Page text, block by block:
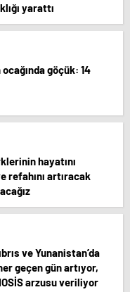
yarattı
göçük: 14
hayatını
refahını artıracak
ve Yunanistan’da
geçen gün artıyor,
arzusu veriliyor